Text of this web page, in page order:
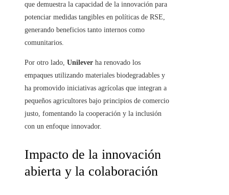
que demuestra la capacidad de la innovación para
potenciar medidas tangibles en políticas de RSE,
generando beneficios tanto internos como
comunitarios.
Por otro lado, Unilever ha renovado los
empaques utilizando materiales biodegradables y
ha promovido iniciativas agrícolas que integran a
pequeños agricultores bajo principios de comercio
justo, fomentando la cooperación y la inclusión
con un enfoque innovador.
Impacto de la innovación
abierta y la colaboración